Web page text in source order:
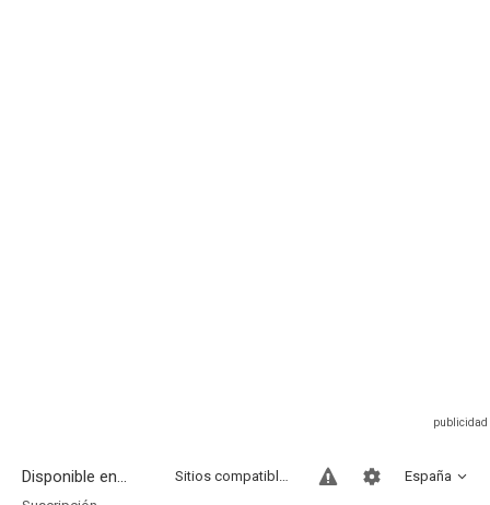
Disponible en... España
Sitios compatibles